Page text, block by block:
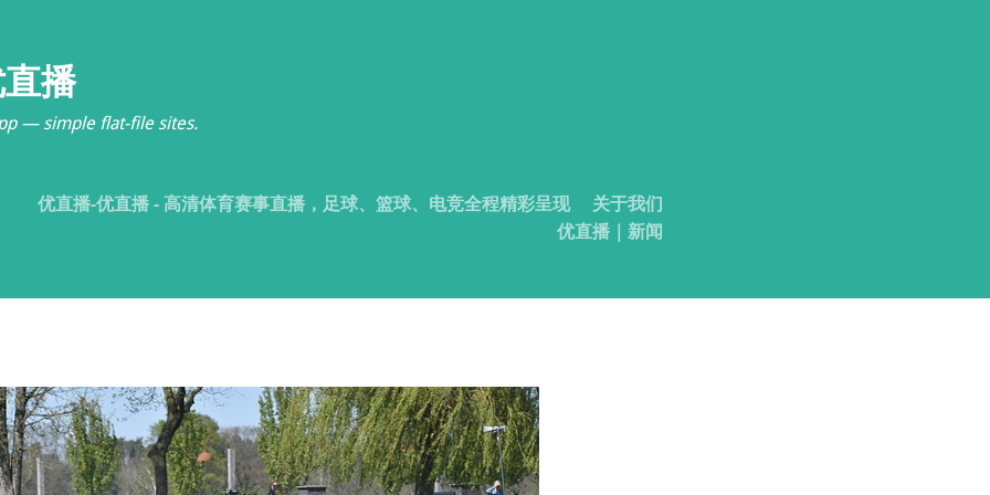
播
— simple flat-file sites.
优直播-优直播 - 高清体育赛事直播，足球、篮球、电竞全程精彩呈现
关于我们
优直播｜新闻